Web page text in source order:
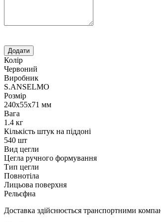
Колір
Червоний
Виробник
S.ANSELMO
Розмір
240х55х71 мм
Вага
1.4 кг
Кількість штук на піддоні
540 шт
Вид цегли
Цегла ручного формування
Тип цегли
Повнотіла
Лицьова поверхня
Рельєфна
Доставка здійснюється транспортними